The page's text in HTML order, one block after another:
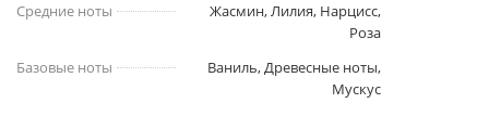
Средние ноты
Жасмин, Лилия, Нарцисс,
Роза
Базовые ноты
Ваниль, Древесные ноты,
Мускус